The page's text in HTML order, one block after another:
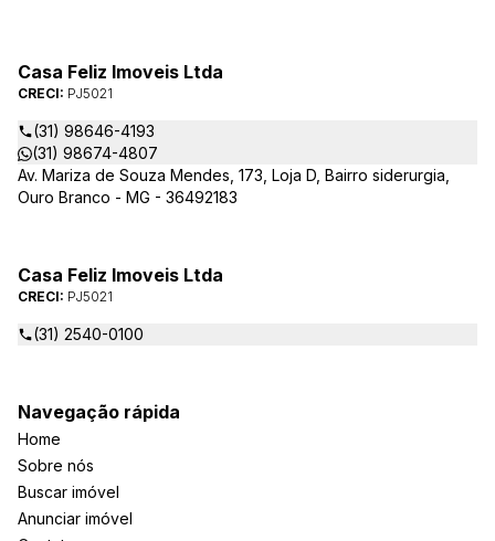
Casa Feliz Imoveis Ltda
CRECI: PJ5021
(31) 98646-4193
(31) 98674-4807
Av. Mariza de Souza Mendes, 173, Loja D, Bairro siderurgia,
Ouro Branco - MG - 36492183
Casa Feliz Imoveis Ltda
CRECI: PJ5021
(31) 2540-0100
Navegação rápida
Home
Sobre nós
Buscar imóvel
Anunciar imóvel